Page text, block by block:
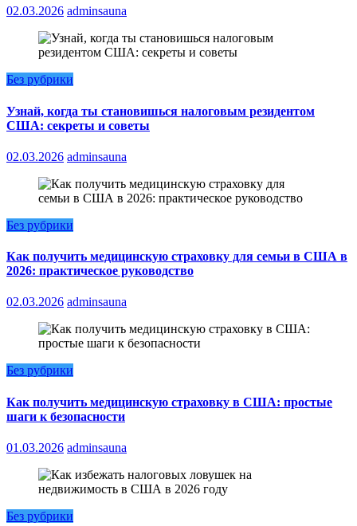
02.03.2026 adminsauna
Без рубрики
Узнай, когда ты становишься налоговым резидентом
США: секреты и советы
02.03.2026 adminsauna
Без рубрики
Как получить медицинскую страховку для семьи в США в
2026: практическое руководство
02.03.2026 adminsauna
Без рубрики
Как получить медицинскую страховку в США: простые
шаги к безопасности
01.03.2026 adminsauna
Без рубрики